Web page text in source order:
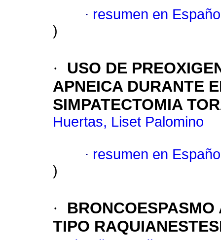
· resumen en
)
·
USO DE
APNEICA DURANTE
SIMPATECTOMIA
Huertas, Liset Palomino
· resumen en
)
·
TIPO